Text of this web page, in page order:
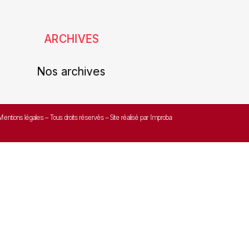
ARCHIVES
Nos archives
légales – Tous droits réservés – Site réalisé par Improba